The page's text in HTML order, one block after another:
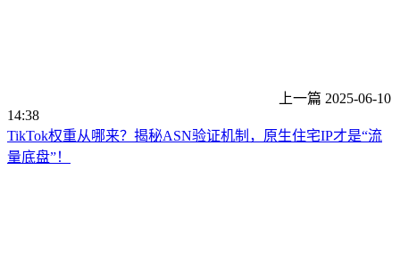
上一篇 2025-06-10
14:38
TikTok权重从哪来？揭秘ASN验证机制，原生住宅IP才是“流
量底盘”！